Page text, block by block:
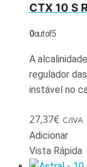
CTX 10 S
0out of 5
A
regulador
instável no
27,37€ C/IVA
Adicionar
Vista Rápida